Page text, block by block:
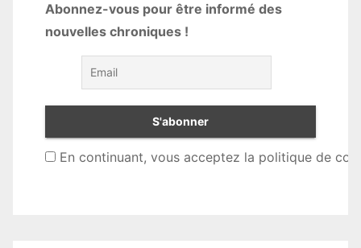
Abonnez-vous pour être informé des
nouvelles chroniques !
En continuant, vous acceptez la politique de